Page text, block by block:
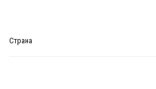
Страна